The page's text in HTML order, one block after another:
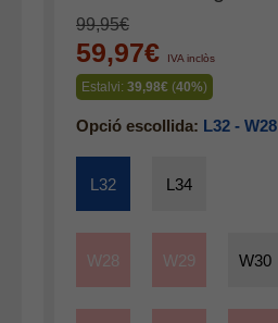
Mitjons
Pana dona
Roba interior
99,95€
59,97€ IVA inclòs
Estalvi: 39,98€ (40%)
Opció escollida: L32 - W28
L32 L34
W28 W29 W30